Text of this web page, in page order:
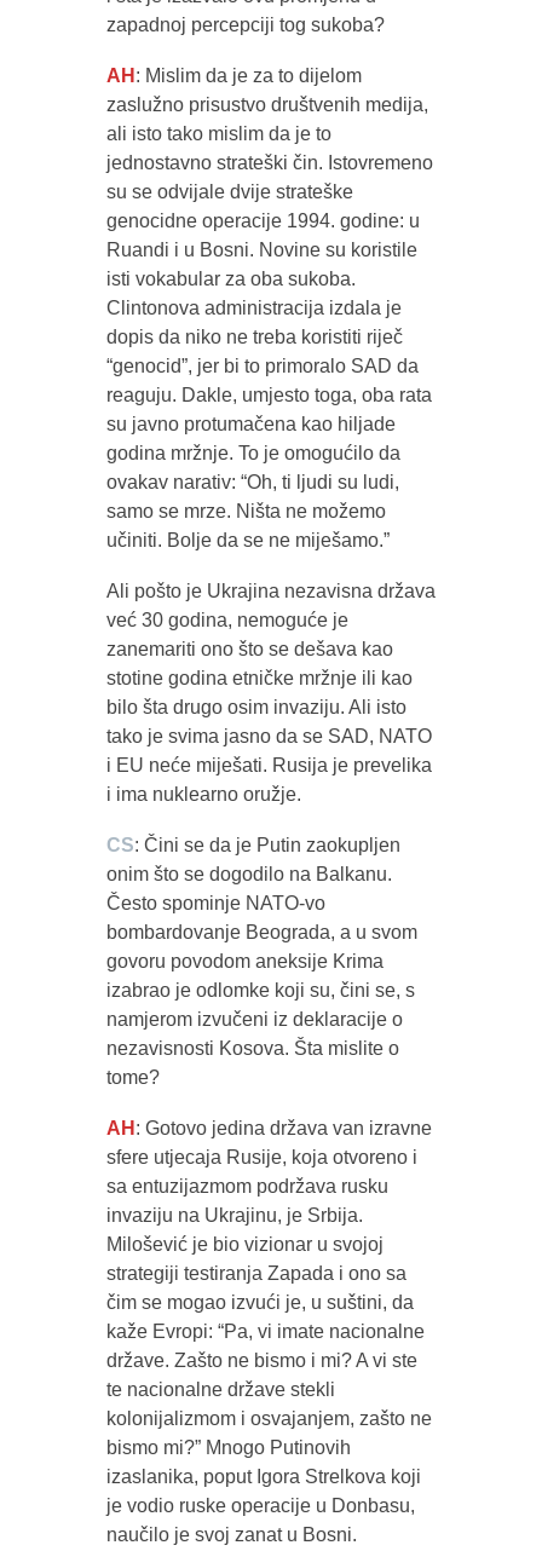
zapadnoj percepciji tog sukoba?
AH : Mislim da je za to dijelom
zaslužno prisustvo društvenih medija,
ali isto tako mislim da je to
jednostavno strateški čin. Istovremeno
su se odvijale dvije strateške
genocidne operacije 1994. godine: u
Ruandi i u Bosni. Novine su koristile
isti vokabular za oba sukoba.
Clintonova administracija izdala je
dopis da niko ne treba koristiti riječ
“genocid”, jer bi to primoralo SAD da
reaguju. Dakle, umjesto toga, oba rata
su javno protumačena kao hiljade
godina mržnje. To je omogućilo da
ovakav narativ: “Oh, ti ljudi su ludi,
samo se mrze. Ništa ne možemo
učiniti. Bolje da se ne miješamo.”
Ali pošto je Ukrajina nezavisna država
već 30 godina, nemoguće je
zanemariti ono što se dešava kao
stotine godina etničke mržnje ili kao
bilo šta drugo osim invaziju. Ali isto
tako je svima jasno da se SAD, NATO
i EU neće miješati. Rusija je prevelika
i ima nuklearno oružje.
CS: Čini se da je Putin zaokupljen
onim što se dogodilo na Balkanu.
Često spominje NATO-vo
bombardovanje Beograda, a u svom
govoru povodom aneksije Krima
izabrao je odlomke koji su, čini se, s
namjerom izvučeni iz deklaracije o
nezavisnosti Kosova. Šta mislite o
tome?
AH : Gotovo jedina država van izravne
sfere utjecaja Rusije, koja otvoreno i
sa entuzijazmom podržava rusku
invaziju na Ukrajinu, je Srbija.
Milošević je bio vizionar u svojoj
strategiji testiranja Zapada i ono sa
čim se mogao izvući je, u suštini, da
kaže Evropi: “Pa, vi imate nacionalne
države. Zašto ne bismo i mi? A vi ste
te nacionalne države stekli
kolonijalizmom i osvajanjem, zašto ne
bismo mi?” Mnogo Putinovih
izaslanika, poput Igora Strelkova koji
je vodio ruske operacije u Donbasu,
naučilo je svoj zanat u Bosni.